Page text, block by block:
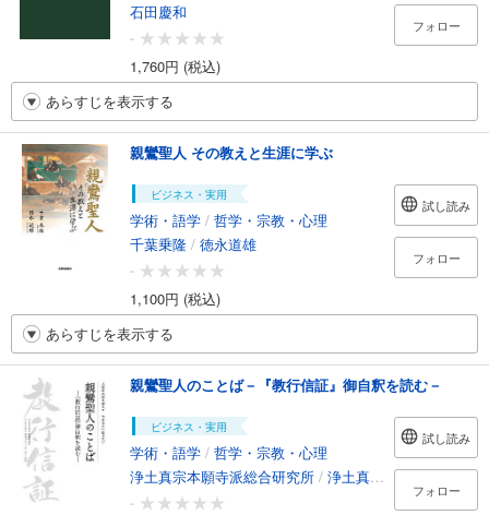
石田慶和
-
1,760円 (税込)
フォロー
あらすじを表示する
親鸞聖人 その教えと生涯に学ぶ
ビジネス・実用
学術・語学 / 哲学・宗教・心理
千葉乗隆 / 徳永道雄
-
1,100円 (税込)
試し読み
フォロー
あらすじを表示する
親鸞聖人のことば－『教行信証』御自釈を読む－
ビジネス・実用
学術・語学 / 哲学・宗教・心理
浄土真宗本願寺派総合研究所 / 浄土真宗本願寺派情報メディアセンター本部出版部
-
試し読み
フォロー